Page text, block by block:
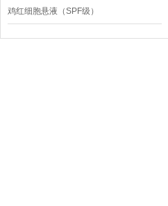
鸡红细胞悬液（SPF级）